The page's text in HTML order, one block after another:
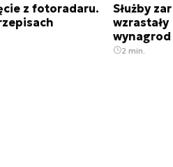
z fotoradaru.
Służby
2 min.